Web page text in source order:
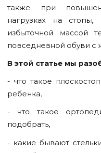
также при
нагрузках на
избыточной массой
повседневной обуви с
В этой статье мы
- что такое
ребенка,
- что такое
подобрать,
- какие бывают